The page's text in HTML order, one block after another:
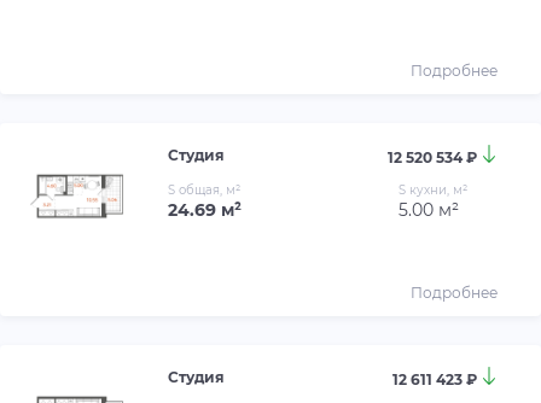
Подробнее
Студия 12 520 534 ₽
S общая, м²
24.69 м²
S кухни, м²
5.00 м²
Подробнее
Студия 12 611 423 ₽